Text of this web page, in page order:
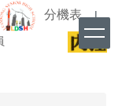
分機表 |